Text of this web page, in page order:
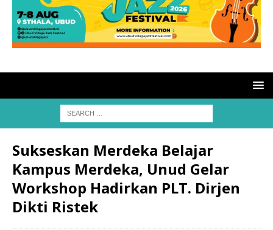
Sukseskan Merdeka Belajar
Kampus Merdeka, Unud Gelar
Workshop Hadirkan PLT. Dirjen
Dikti Ristek